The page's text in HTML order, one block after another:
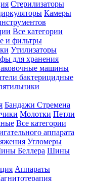
Стерилизаторы
Камеры
Все категории
и фильтры
Утилизаторы
для хранения
машины
бактерицидные
Бандажи Стремена
Молотки Петли
Все категории
аппарата
Угломеры
Беллера Шины
Аппараты